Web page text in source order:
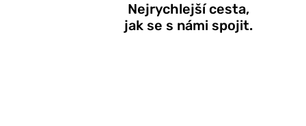
Nejrychlejší cesta,
jak se s námi spojit.